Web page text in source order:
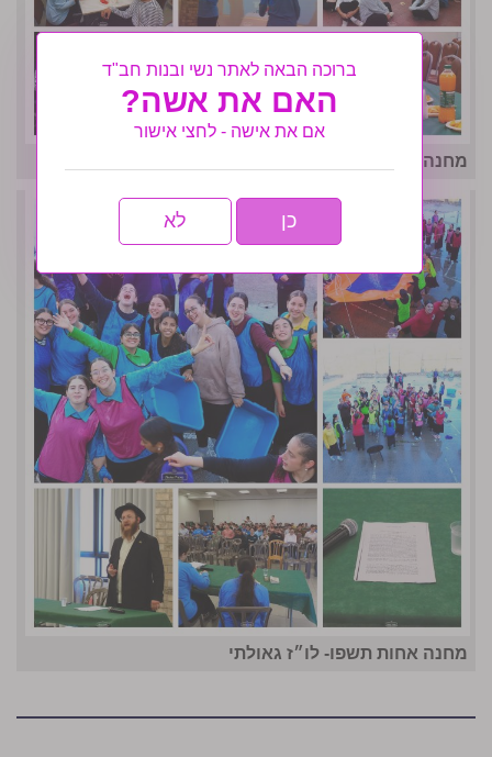
מחנה אחות המסורתי נפתח בסערה- גלריה שניה
מחנה אחות תשפו- לו״ז גאולתי
ברוכה הבאה לאתר נשי ובנות חב"ד
האם את אשה?
אם את אישה - לחצי אישור
כן לא